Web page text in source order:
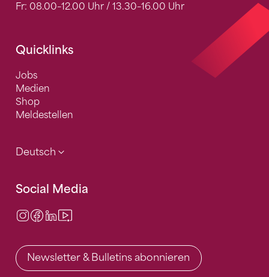
Fr: 08.00–12.00 Uhr / 13.30–16.00 Uhr
Quicklinks
Jobs
Medien
Shop
Meldestellen
Deutsch
Social Media
Instagram
Facebook
LinkedIn
Newsletter & Bulletins abonnieren